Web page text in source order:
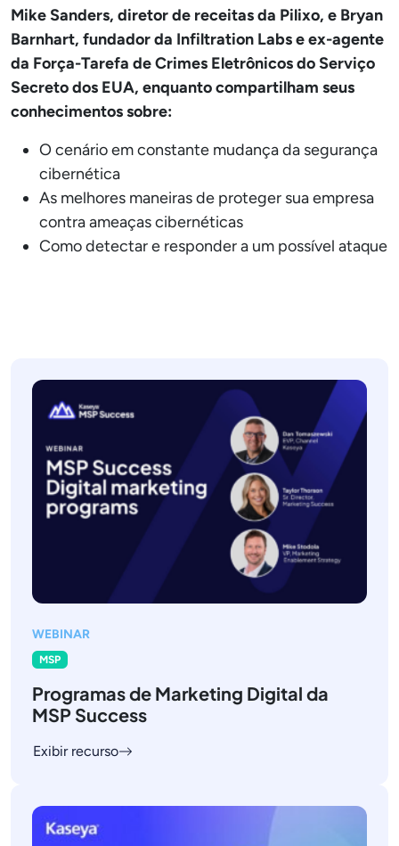
Mike Sanders, diretor de receitas da Pilixo, e Bryan
Barnhart, fundador da Infiltration Labs e ex-agente
da Força-Tarefa de Crimes Eletrônicos do Serviço
Secreto dos EUA, enquanto compartilham seus
conhecimentos sobre:
O cenário em constante mudança da segurança
cibernética
As melhores maneiras de proteger sua empresa
contra ameaças cibernéticas
Como detectar e responder a um possível ataque
WEBINAR
MSP
Programas de Marketing Digital da
MSP Success
Exibir recurso